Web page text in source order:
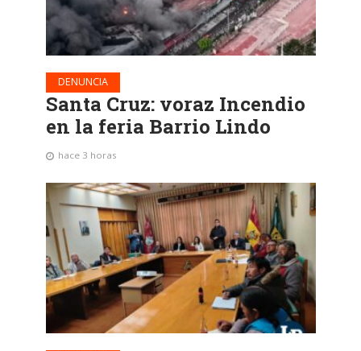
DENUNCIA
Santa Cruz: voraz Incendio
en la feria Barrio Lindo
hace 3 horas